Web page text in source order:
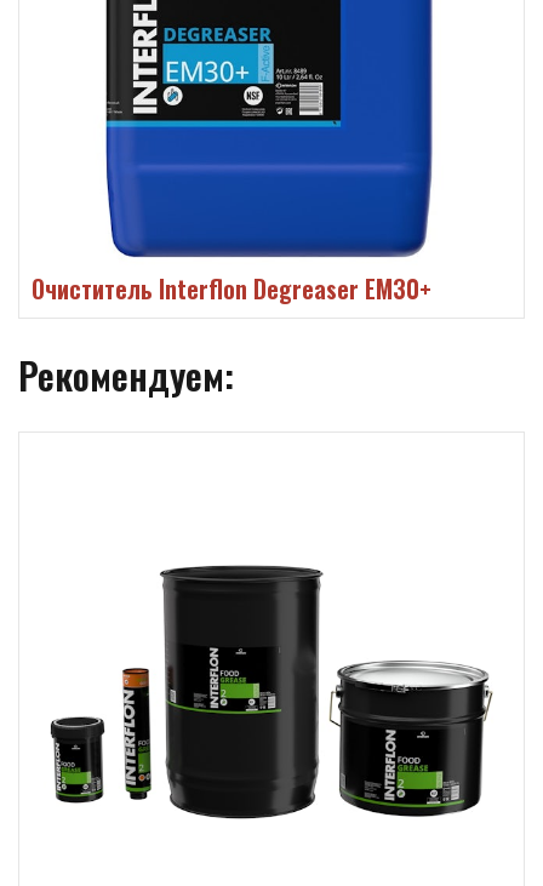
Очиститель Interflon Degreaser EM30+
Рекомендуем: